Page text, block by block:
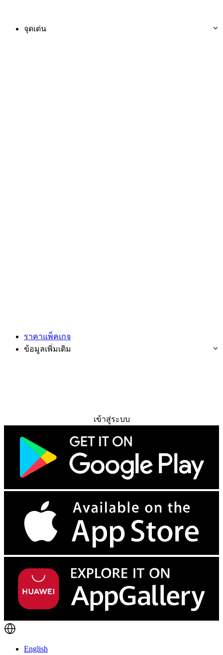
จุดเด่น
ราคาแพ็คเกจ
ข้อมูลเพิ่มเติม
เข้าสู่ระบบ
English